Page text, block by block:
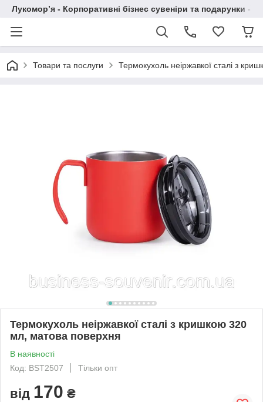
Лукомор’я - Корпоративні бізнес сувеніри та подарунки -
Товари та послуги Термокухоль неіржавкої сталі з
Термокухоль неіржавкої сталі з кришкою 320
мл, матова поверхня
В наявності
Код: BSТ2507
Тільки опт
від 170 ₴